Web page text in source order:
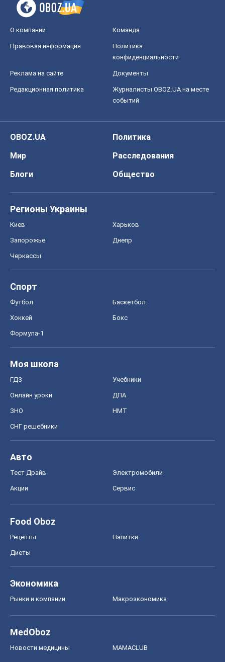
О компании Команда
Правовая информация
Политика
конфиденциальности
Реклама на сайте Документы
Редакционная политика
Журналисты OBOZ.UA на месте
событий
OBOZ.UA
Политика
Мир
Расследования
Блоги
Общество
Регионы Украины
Киев Харьков
Запорожье Днепр
Черкассы
Спорт
Футбол Баскетбол
Хоккей Бокс
Формула-1
Моя школа
ГДЗ Учебники
Онлайн уроки ДПА
ЗНО НМТ
СНГ решебники
Авто
Тест Драйв Электромобили
Акции Сервис
Food Oboz
Рецепты Напитки
Диеты
Экономика
Рынки и компании Mакроэкономика
MedOboz
Новости медицины MAMACLUB